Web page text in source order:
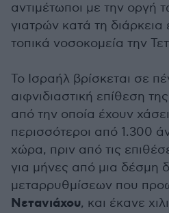
αντιμέτωποι με την οργή
γιατρών κατά τη
τοπικά νοσοκομεία την
Το Ισραήλ βρίσκεται σε
αιφνιδιαστική επίθεση
από την οποία έχουν
περισσότεροι από 1.300
χώρα, πριν από τις
για μήνες από μια δέσμη
μεταρρυθμίσεων που
Νετανιάχου, και έκανε